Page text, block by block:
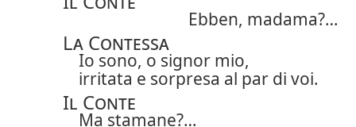
Ebben, madama?…
La Contessa
Io sono, o signor mio,
irritata e sorpresa al par di voi.
Il Conte
Ma stamane?…